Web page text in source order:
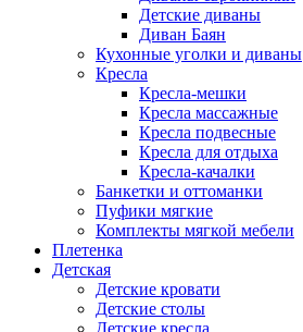
Детские диваны
Диван Баян
Кухонные уголки и диваны
Кресла
Кресла-мешки
Кресла массажные
Кресла подвесные
Кресла для отдыха
Кресла-качалки
Банкетки и оттоманки
Пуфики мягкие
Комплекты мягкой мебели
Плетенка
Детская
Детские кровати
Детские столы
Детские кресла